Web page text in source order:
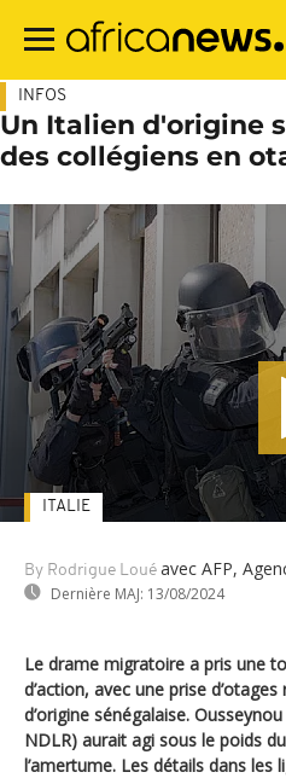
contenu
INFOS
Un Italien d'origine
des collégiens en
By Rodrigue Loué avec AFP,
Dernière MAJ: 13/08/2024
ITALIE
Le drame migratoire a pris une
d’action, avec une prise
d’origine sénégalaise.
NDLR) aurait agi sous le poids
l’amertume. Les détails dans les